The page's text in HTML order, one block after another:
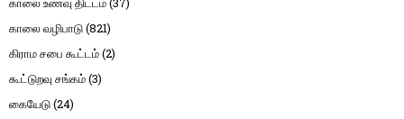
காலை வழிபாடு(821)
கிராம சபை கூட்டம்(2)
கூட்டுறவு சங்கம்(3)
கையேடு(24)